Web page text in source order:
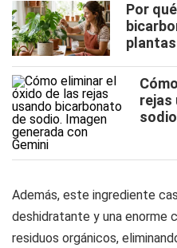
Por
rejas
sodio
Además, este ingrediente
deshidratante y una enorme
residuos orgánicos,